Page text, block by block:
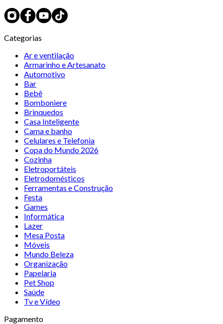
Categorias
Ar e ventilação
Armarinho e Artesanato
Automotivo
Bar
Bebê
Bomboniere
Brinquedos
Casa Inteligente
Cama e banho
Celulares e Telefonia
Copa do Mundo 2026
Cozinha
Eletroportáteis
Eletrodomésticos
Ferramentas e Construção
Festa
Games
Informática
Lazer
Mesa Posta
Móveis
Mundo Beleza
Organização
Papelaria
Pet Shop
Saúde
Tv e Vídeo
Pagamento